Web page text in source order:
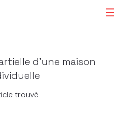
d'une maison
trouvé